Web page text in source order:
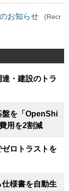
お知らせ
(Recr
・建設のトラ
盤を「OpenShi
用を2割減
ロトラストを
様書を自動生